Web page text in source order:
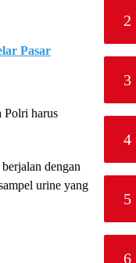
Pasar
Polri harus
dengan
urine yang
2
3
4
5
6